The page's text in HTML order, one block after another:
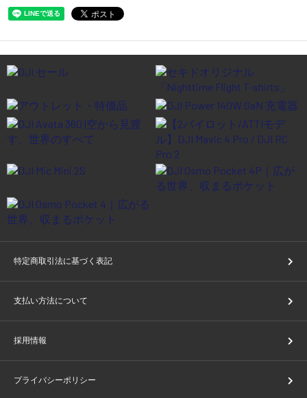
特定商取引法に基づく表記
支払い方法について
採用情報
プライバシーポリシー